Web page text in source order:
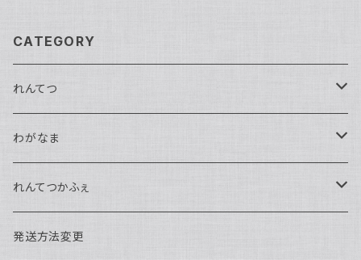
CATEGORY
れんてつ
馬鉄かもめ生誕祭2026
れんてつ関西遠征2026
濱口ハンナ
れんてつ新衣装獲得の試練2026
わがなま
チェキ
2026年迎える
れんてつかふぇ
ハロウィン2025
発送方法変更